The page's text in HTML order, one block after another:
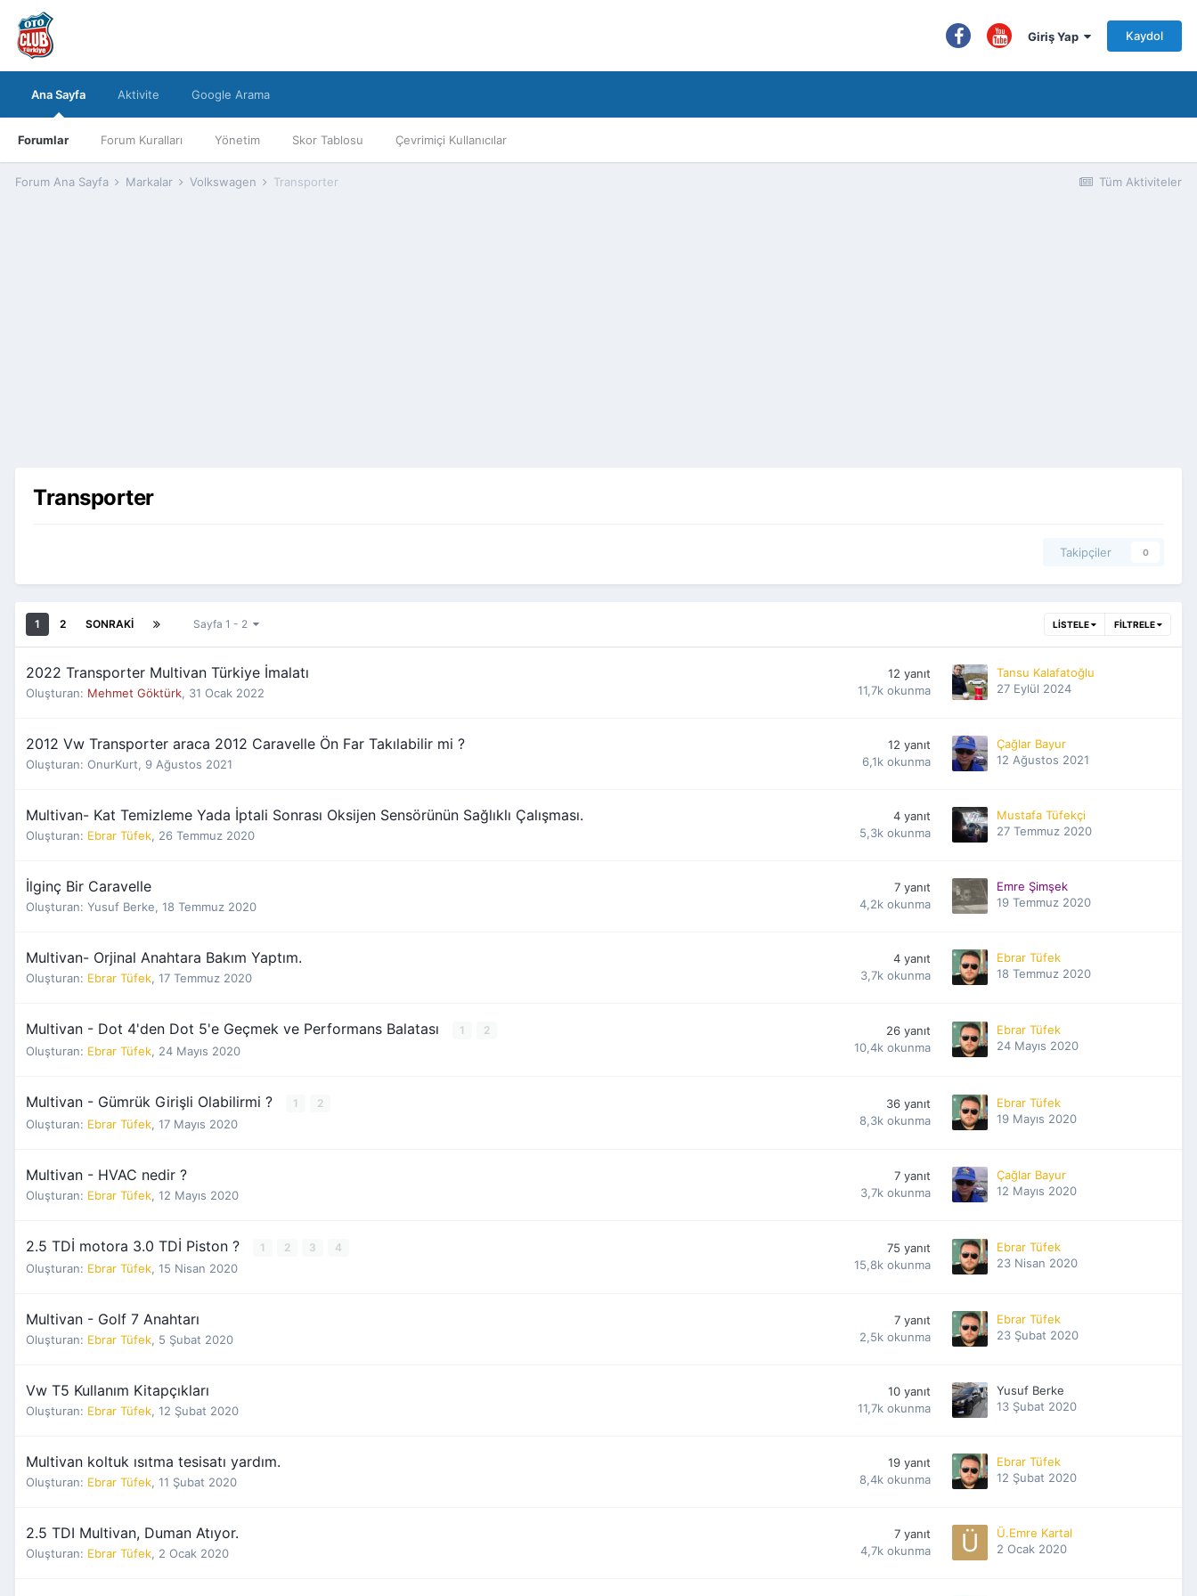
Giriş Yap Kaydol
Ana Sayfa
Forumlar Forum Kuralları Yönetim Skor Tablosu Çevrimiçi Kullanıcılar
Aktivite Google Arama
Tüm Aktiviteler
Forum Ana Sayfa Markalar Volkswagen Transporter
Transporter
Takipçiler 0
LISTELE FILTRELE
1 2 SONRAKI Sayfa 1 - 2
2022 Transporter Multivan Türkiye İmalatı
Oluşturan: Mehmet Göktürk, 31 Ocak 2022
12 yanıt
11,7k okunma
Tansu Kalafatoğlu
27 Eylül 2024
2012 Vw Transporter araca 2012 Caravelle Ön Far Takılabilir mi ?
Oluşturan: OnurKurt, 9 Ağustos 2021
12 yanıt
6,1k okunma
Çağlar Bayur
12 Ağustos 2021
Multivan- Kat Temizleme Yada İptali Sonrası Oksijen Sensörünün Sağlıklı Çalışması.
Oluşturan: Ebrar Tüfek, 26 Temmuz 2020
4 yanıt
5,3k okunma
Mustafa Tüfekçi
27 Temmuz 2020
İlginç Bir Caravelle
Oluşturan: Yusuf Berke, 18 Temmuz 2020
7 yanıt
4,2k okunma
Emre Şimşek
19 Temmuz 2020
Multivan- Orjinal Anahtara Bakım Yaptım.
Oluşturan: Ebrar Tüfek, 17 Temmuz 2020
4 yanıt
3,7k okunma
Ebrar Tüfek
18 Temmuz 2020
Multivan - Dot 4'den Dot 5'e Geçmek ve Performans Balatası 1 2
Oluşturan: Ebrar Tüfek, 24 Mayıs 2020
26 yanıt
10,4k okunma
Ebrar Tüfek
24 Mayıs 2020
Multivan - Gümrük Girişli Olabilirmi ? 1 2
Oluşturan: Ebrar Tüfek, 17 Mayıs 2020
36 yanıt
8,3k okunma
Ebrar Tüfek
19 Mayıs 2020
Multivan - HVAC nedir ?
Oluşturan: Ebrar Tüfek, 12 Mayıs 2020
7 yanıt
3,7k okunma
Çağlar Bayur
12 Mayıs 2020
2.5 TDİ motora 3.0 TDİ Piston ? 1 2 3 4
Oluşturan: Ebrar Tüfek, 15 Nisan 2020
75 yanıt
15,8k okunma
Ebrar Tüfek
23 Nisan 2020
Multivan - Golf 7 Anahtarı
Oluşturan: Ebrar Tüfek, 5 Şubat 2020
7 yanıt
2,5k okunma
Ebrar Tüfek
23 Şubat 2020
Vw T5 Kullanım Kitapçıkları
Oluşturan: Ebrar Tüfek, 12 Şubat 2020
10 yanıt
11,7k okunma
Yusuf Berke
13 Şubat 2020
Multivan koltuk ısıtma tesisatı yardım.
Oluşturan: Ebrar Tüfek, 11 Şubat 2020
19 yanıt
8,4k okunma
Ebrar Tüfek
12 Şubat 2020
2.5 TDI Multivan, Duman Atıyor.
Oluşturan: Ebrar Tüfek, 2 Ocak 2020
7 yanıt
4,7k okunma
Ü.Emre Kartal
2 Ocak 2020